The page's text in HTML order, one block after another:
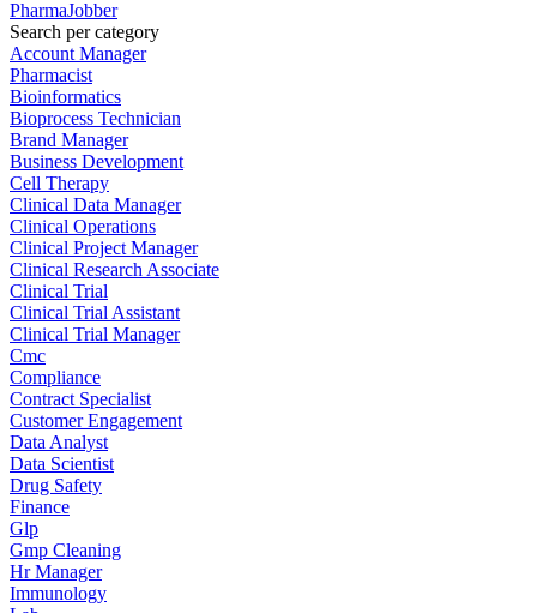
PharmaJobber
Search per category
Account Manager
Pharmacist
Bioinformatics
Bioprocess Technician
Brand Manager
Business Development
Cell Therapy
Clinical Data Manager
Clinical Operations
Clinical Project Manager
Clinical Research Associate
Clinical Trial
Clinical Trial Assistant
Clinical Trial Manager
Cmc
Compliance
Contract Specialist
Customer Engagement
Data Analyst
Data Scientist
Drug Safety
Finance
Glp
Gmp Cleaning
Hr Manager
Immunology